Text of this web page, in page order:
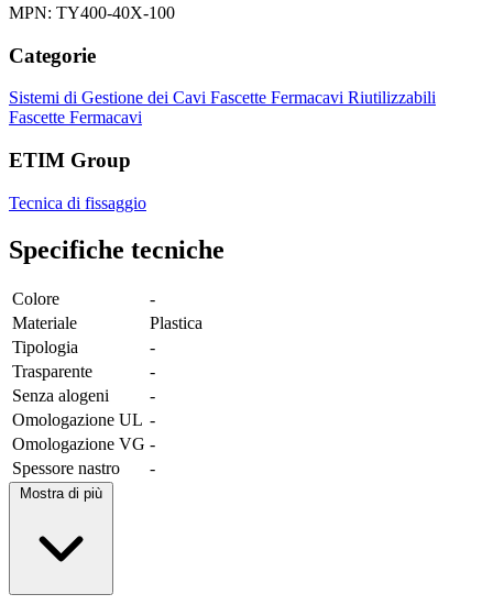
MPN: TY400-40X-100
Categorie
Sistemi di Gestione dei Cavi Fascette Fermacavi Riutilizzabili
Fascette Fermacavi
ETIM Group
Tecnica di fissaggio
Specifiche tecniche
Colore
-
Materiale
Plastica
Tipologia
-
Trasparente
-
Senza alogeni
-
Omologazione UL -
Omologazione VG -
Spessore nastro
-
Mostra di più